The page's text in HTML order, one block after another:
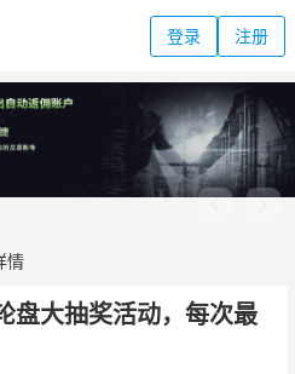
登录 注册
情
盘大抽奖活动，每次最